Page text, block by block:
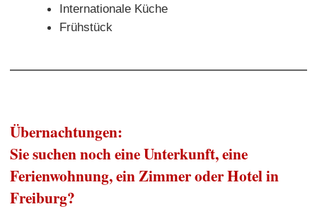
Internationale Küche
Frühstück
Übernachtungen:
Sie suchen noch eine Unterkunft, eine
Ferienwohnung, ein Zimmer oder Hotel in
Freiburg?